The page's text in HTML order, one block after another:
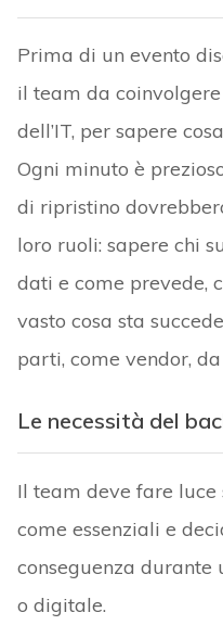
Prima di un evento
il team da
dell’IT, per sapere
Ogni minuto è
di ripristino
loro ruoli: sapere chi
dati e come prevede,
vasto cosa sta
parti, come vendor,
Le necessità del
Il team deve fare
come essenziali e
conseguenza durante
o digitale.